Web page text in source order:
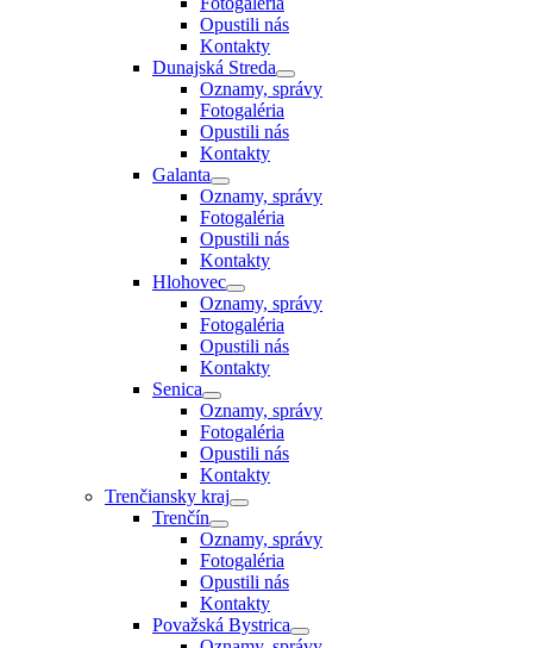
Opustili nás
Kontakty
Dunajská Streda
Oznamy, správy
Fotogaléria
Opustili nás
Kontakty
Galanta
Oznamy, správy
Fotogaléria
Opustili nás
Kontakty
Hlohovec
Oznamy, správy
Fotogaléria
Opustili nás
Kontakty
Senica
Oznamy, správy
Fotogaléria
Opustili nás
Kontakty
Trenčiansky kraj
Trenčín
Oznamy, správy
Fotogaléria
Opustili nás
Kontakty
Považská Bystrica